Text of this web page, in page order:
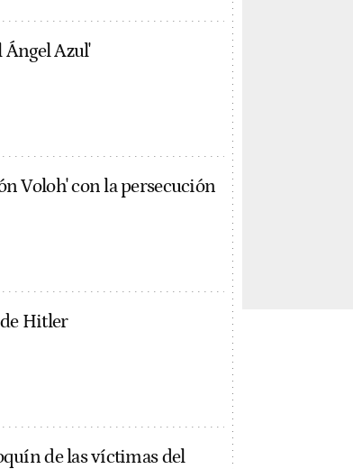
Ángel Azul'
Voloh' con la persecución
Hitler
de las víctimas del